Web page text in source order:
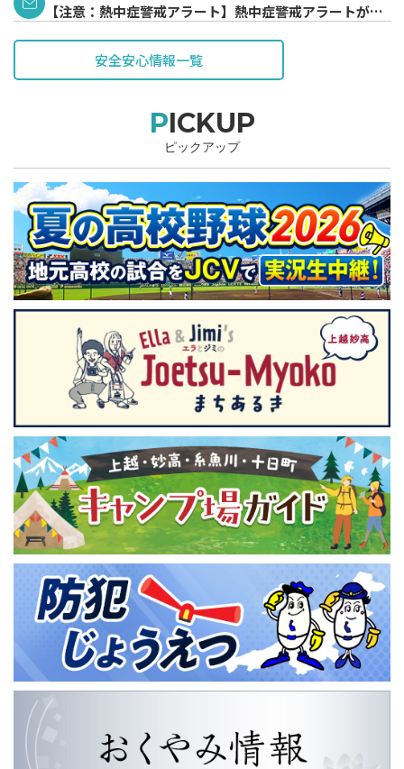
【注意：熱中症警戒アラート】熱中症警戒アラートが発
安全安心情報一覧
PICKUP
ピックアップ